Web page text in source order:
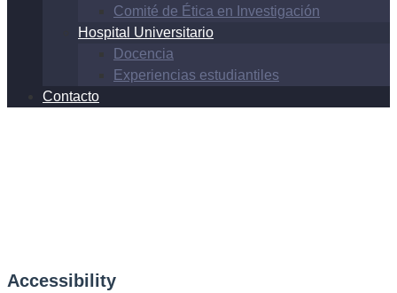
Comité de Ética en Investigación
Hospital Universitario
Docencia
Experiencias estudiantiles
Contacto
Accessibility